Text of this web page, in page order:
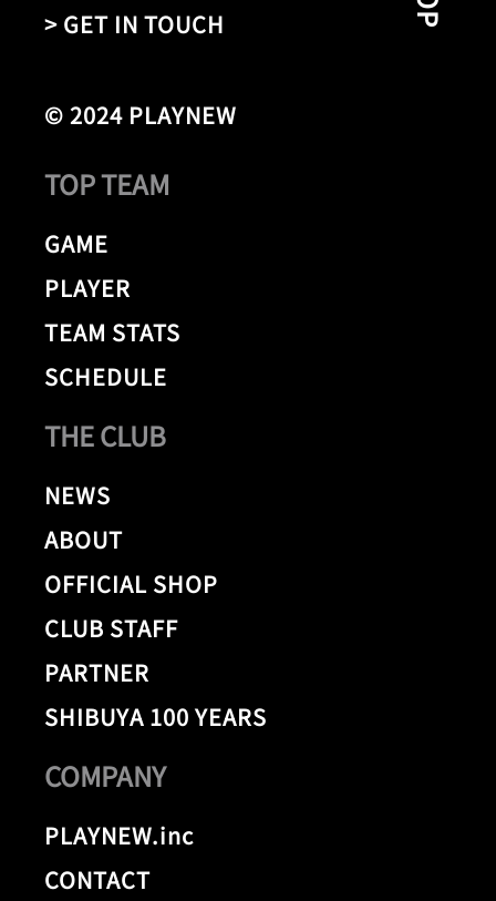
> GET IN TOUCH
© 2024 PLAYNEW
THE CLUB
NEWS
ABOUT
OFFICIAL SHOP
CLUB STAFF
PARTNER
SHIBUYA 100 YEARS
COMPANY
PLAYNEW.inc
CONTACT
TOP TEAM
GAME
PLAYER
TEAM STATS
SCHEDULE